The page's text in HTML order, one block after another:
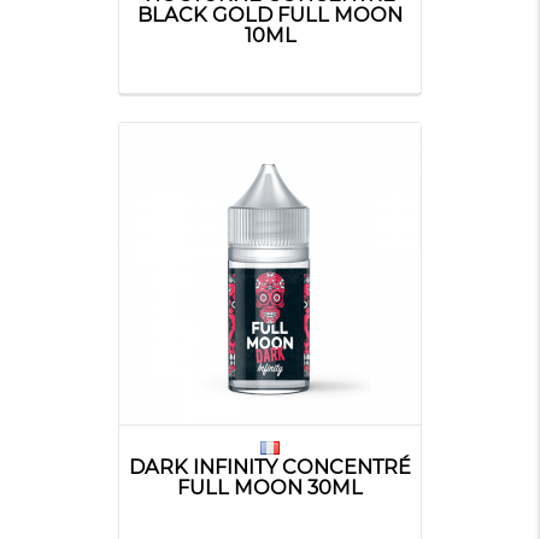
BLACK GOLD FULL MOON
10ML
DARK INFINITY CONCENTRÉ
FULL MOON 30ML